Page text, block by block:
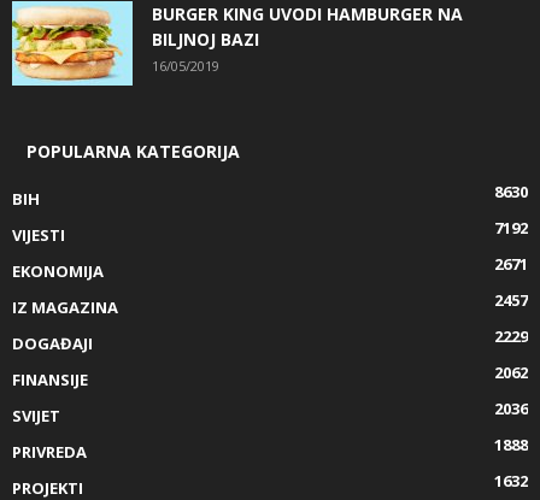
BURGER KING UVODI HAMBURGER NA
BILJNOJ BAZI
16/05/2019
POPULARNA KATEGORIJA
BIH
8630
VIJESTI
7192
EKONOMIJA
2671
IZ MAGAZINA
2457
DOGAĐAJI
2229
FINANSIJE
2062
SVIJET
2036
PRIVREDA
1888
PROJEKTI
1632